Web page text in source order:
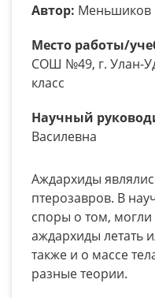
Автор: Меньшиков
Место работы/
СОШ №49, г. Улан-
класс
Научный
Василевна
Аждархиды
птерозавров. В
споры о том, могли
аждархиды летать
также и о массе
разные теории.